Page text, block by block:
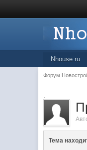
Nhouse.ru
Форум
.
Тема